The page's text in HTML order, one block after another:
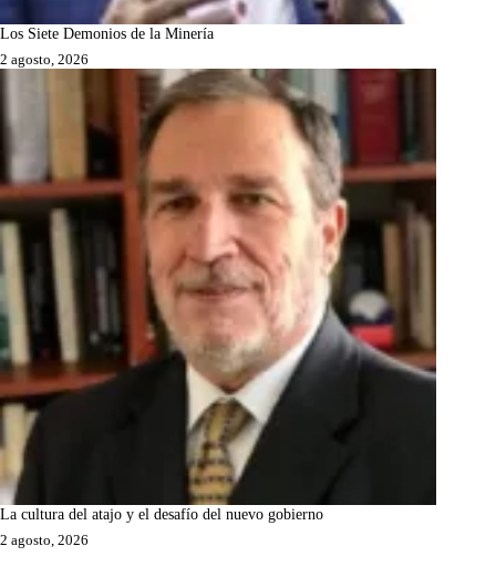
Los Siete Demonios de la Minería
2 agosto, 2026
La cultura del atajo y el desafío del nuevo gobierno
2 agosto, 2026